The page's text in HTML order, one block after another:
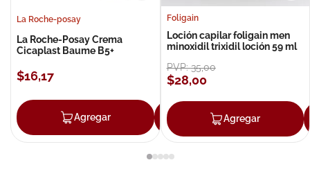
La Roche-posay
La Roche-Posay Crema
Cicaplast Baume B5+
$16,17
Agregar Agregar
Foligain
Loción capilar foligain men
minoxidil trixidil loción 59 ml
PVP:35,00
$28,00
Agregar